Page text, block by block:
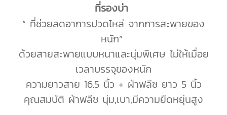
ที่รองบ่า
“ ที่ช่วยลดอาการปวดไหล่ จากการสะพายของ
หนัก”
ด้วยสายสะพายแบบหนาและนุ่มพิเศษ ไม่ให้เมื่อย
เวลาบรรจุของหนัก
ความยาวสาย 16.5 นิ้ว + ผ้าฟลีซ ยาว 5 นิ้ว
คุณสมบัติ ผ้าฟลีซ นุ่ม,เบา,มีความยืดหยุ่นสูง